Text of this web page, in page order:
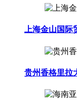
上海金山国际
贵州香格里拉